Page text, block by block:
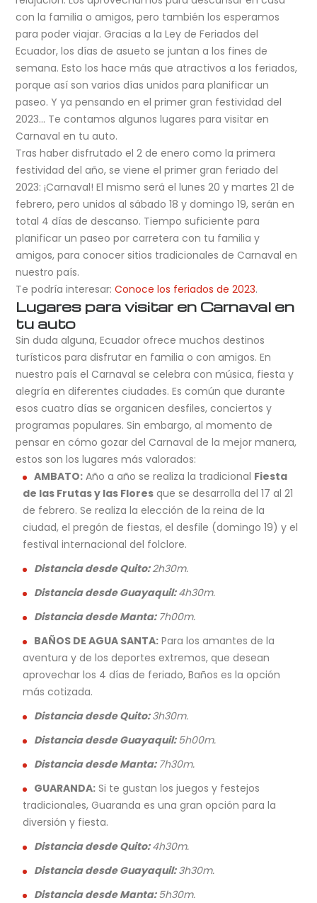
con la familia o amigos, pero también los esperamos
para poder viajar. Gracias a la Ley de Feriados del
Ecuador, los días de asueto se juntan a los fines de
semana. Esto los hace más que atractivos a los feriados,
porque así son varios días unidos para planificar un
paseo. Y ya pensando en el primer gran festividad del
2023… Te contamos algunos lugares para visitar en
Carnaval en tu auto.
Tras haber disfrutado el 2 de enero como la primera
festividad del año, se viene el primer gran feriado del
2023: ¡Carnaval! El mismo será el lunes 20 y martes 21 de
febrero, pero unidos al sábado 18 y domingo 19, serán en
total 4 días de descanso. Tiempo suficiente para
planificar un paseo por carretera con tu familia y
amigos, para conocer sitios tradicionales de Carnaval en
nuestro país.
Te podría interesar:Conoce los feriados de 2023.
Lugares para visitar en Carnaval en
tu auto
Sin duda alguna, Ecuador ofrece muchos destinos
turísticos para disfrutar en familia o con amigos. En
nuestro país el Carnaval se celebra con música, fiesta y
alegría en diferentes ciudades. Es común que durante
esos cuatro días se organicen desfiles, conciertos y
programas populares. Sin embargo, al momento de
pensar en cómo gozar del Carnaval de la mejor manera,
estos son los lugares más valorados:
AMBATO: Año a año se realiza la tradicional Fiesta
de las Frutas y las Flores que se desarrolla del 17 al 21
de febrero. Se realiza la elección de la reina de la
ciudad, el pregón de fiestas, el desfile (domingo 19) y el
festival internacional del folclore.
Distancia desde Quito:2h30m.
Distancia desde Guayaquil:4h30m.
Distancia desde Manta: 7h00m.
BAÑOS DE AGUA SANTA: Para los amantes de la
aventura y de los deportes extremos, que desean
aprovechar los 4 días de feriado, Baños es la opción
más cotizada.
Distancia desde Quito:3h30m.
Distancia desde Guayaquil:5h00m.
Distancia desde Manta: 7h30m.
GUARANDA: Si te gustan los juegos y festejos
tradicionales, Guaranda es una gran opción para la
diversión y fiesta.
Distancia desde Quito:4h30m.
Distancia desde Guayaquil:3h30m.
Distancia desde Manta:5h30m.